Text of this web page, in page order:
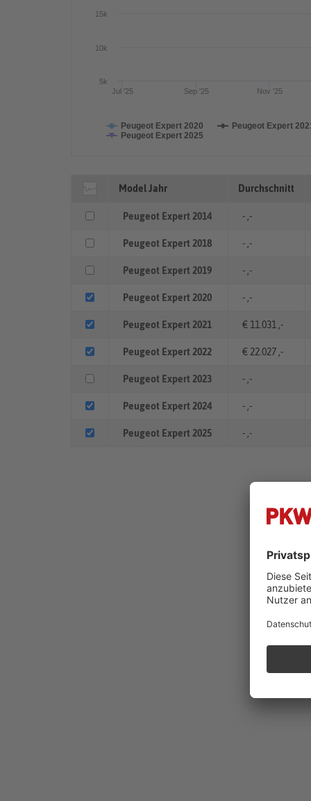
Peugeot Expert 2020
Peugeot Expert
Peugeot Expert 2025
Jul '25 Sep '25 Nov '25
10k
15k
5k
Model Jahr Durchschnitt
Peugeot Expert 2014 - ,-
Peugeot Expert 2018 - ,-
Peugeot Expert 2019 - ,-
Peugeot Expert 2020 - ,-
Peugeot Expert 2021 € 11.031 ,-
Peugeot Expert 2022 € 22.027 ,-
Peugeot Expert 2023 - ,-
Peugeot Expert 2024 - ,-
Peugeot Expert 2025 - ,-